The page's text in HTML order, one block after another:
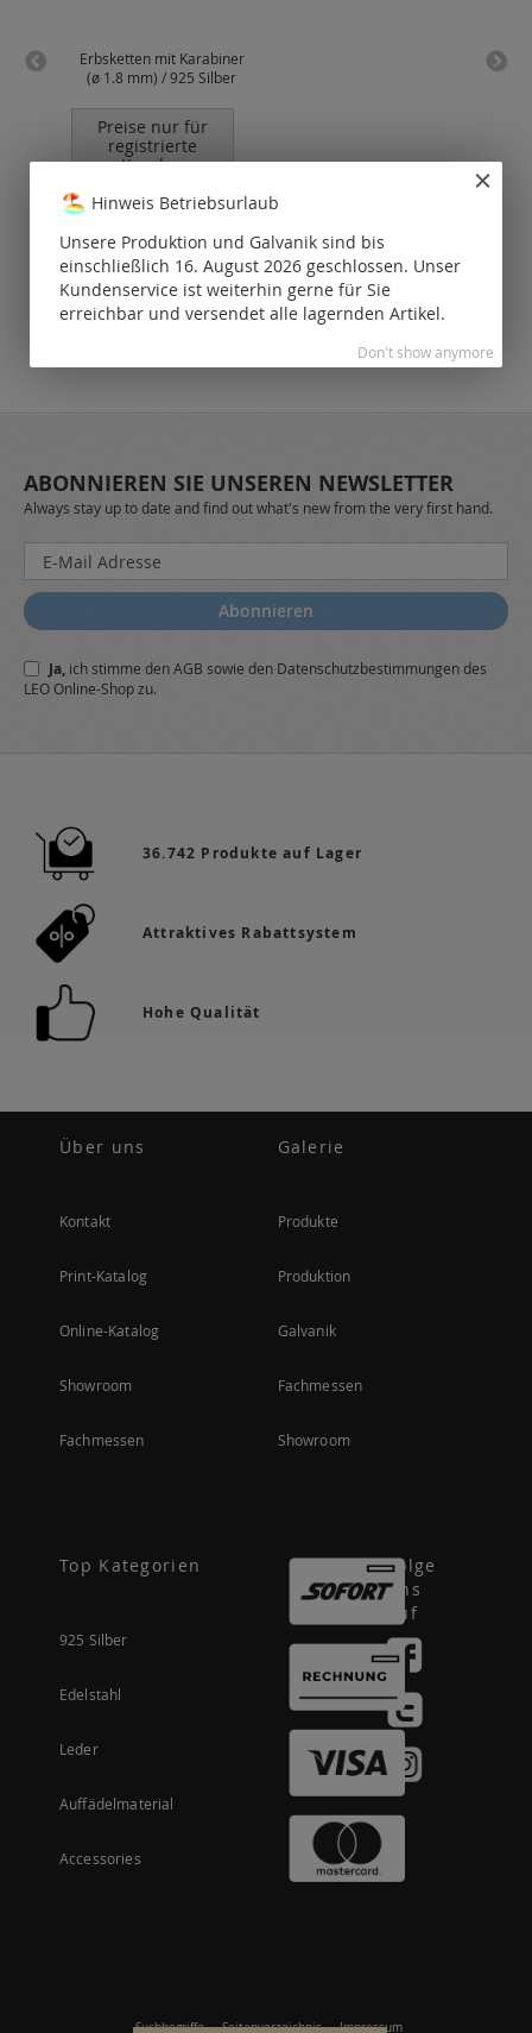
Erbsketten mit Karabiner
(ø 1.8 mm) / 925 Silber
Preise nur für
registrierte
Kunden
ABONNIEREN SIE UNSEREN NEWSLETTER
Always stay up to date and find out what's new from the very first hand.
Melden
Sie
sich
für
Newsletter
a:
Abonnieren
Ja, ich stimme denAGB sowie den Datenschutzbestimmungendes
LEO Online-Shop zu.
36.742 Produkte auf Lager
Attraktives Rabattsystem
Hohe Qualität
Über uns
Kontakt
Print-Katalog
Online-Katalog
Showroom
Fachmessen
Galerie
Produkte
Produktion
Galvanik
Fachmessen
Showroom
Top Kategorien
925 Silber
Edelstahl
Leder
Auffädelmaterial
Accessories
Folge
uns
auf
Suchbegriffe Seitenverzeichnis Impressum
Hinweis Betriebsurlaub
Unsere Produktion und Galvanik sind bis
einschließlich 16. August 2026 geschlossen. Unser
Kundenservice ist weiterhin gerne für Sie
erreichbar und versendet alle lagernden Artikel.
Don't show anymore